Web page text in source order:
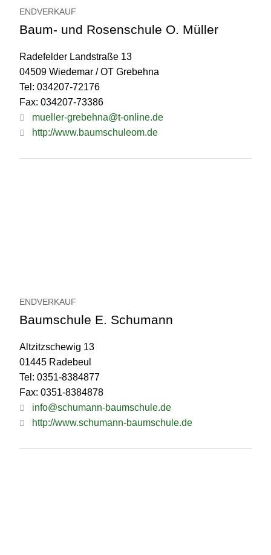
ENDVERKAUF
Baum- und Rosenschule O. Müller
Radefelder Landstraße 13
04509 Wiedemar / OT Grebehna
Tel: 034207-72176
Fax: 034207-73386
mueller-grebehna@t-online.de
http://www.baumschuleom.de
ENDVERKAUF
Baumschule E. Schumann
Altzitzschewig 13
01445 Radebeul
Tel: 0351-8384877
Fax: 0351-8384878
info@schumann-baumschule.de
http://www.schumann-baumschule.de